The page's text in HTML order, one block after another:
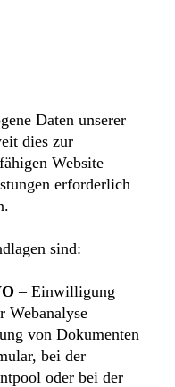
Daten unserer
dies zur
Website
erforderlich
sind:
– Einwilligung
Webanalyse
von Dokumenten
bei der
oder bei der